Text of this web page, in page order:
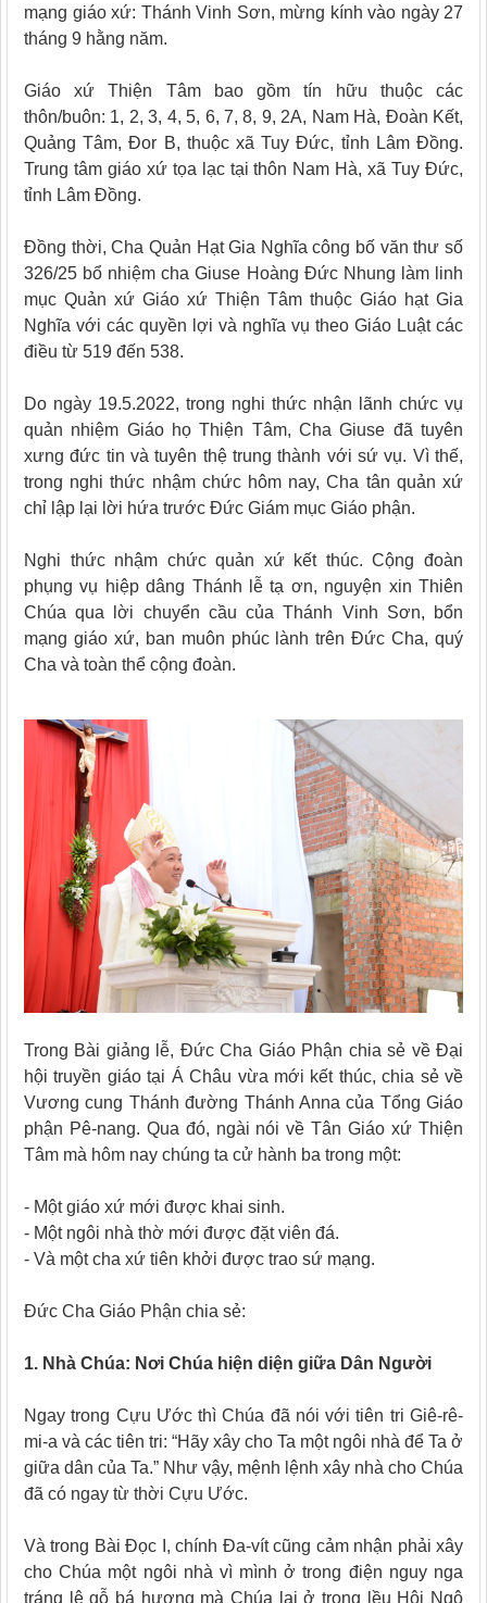
mạng giáo xứ: Thánh Vinh Sơn, mừng kính vào ngày 27
tháng 9 hằng năm.
Giáo xứ Thiện Tâm bao gồm tín hữu thuộc các
thôn/buôn: 1, 2, 3, 4, 5, 6, 7, 8, 9, 2A, Nam Hà, Đoàn Kết,
Quảng Tâm, Đor B, thuộc xã Tuy Đức, tỉnh Lâm Đồng.
Trung tâm giáo xứ tọa lạc tại thôn Nam Hà, xã Tuy Đức,
tỉnh Lâm Đồng.
Đồng thời, Cha Quản Hạt Gia Nghĩa công bố văn thư số
326/25 bổ nhiệm cha Giuse Hoàng Đức Nhung làm linh
mục Quản xứ Giáo xứ Thiện Tâm thuộc Giáo hạt Gia
Nghĩa với các quyền lợi và nghĩa vụ theo Giáo Luật các
điều từ 519 đến 538.
Do ngày 19.5.2022, trong nghi thức nhận lãnh chức vụ
quản nhiệm Giáo họ Thiện Tâm, Cha Giuse đã tuyên
xưng đức tin và tuyên thệ trung thành với sứ vụ. Vì thế,
trong nghi thức nhậm chức hôm nay, Cha tân quản xứ
chỉ lập lại lời hứa trước Đức Giám mục Giáo phận.
Nghi thức nhậm chức quản xứ kết thúc. Cộng đoàn
phụng vụ hiệp dâng Thánh lễ tạ ơn, nguyện xin Thiên
Chúa qua lời chuyển cầu của Thánh Vinh Sơn, bổn
mạng giáo xứ, ban muôn phúc lành trên Đức Cha, quý
Cha và toàn thể cộng đoàn.
Trong Bài giảng lễ, Đức Cha Giáo Phận chia sẻ về Đại
hội truyền giáo tại Á Châu vừa mới kết thúc, chia sẻ về
Vương cung Thánh đường Thánh Anna của Tổng Giáo
phận Pê-nang. Qua đó, ngài nói về Tân Giáo xứ Thiện
Tâm mà hôm nay chúng ta cử hành ba trong một:
- Một giáo xứ mới được khai sinh.
- Một ngôi nhà thờ mới được đặt viên đá.
- Và một cha xứ tiên khởi được trao sứ mạng.
Đức Cha Giáo Phận chia sẻ:
1. Nhà Chúa: Nơi Chúa hiện diện giữa Dân Người
Ngay trong Cựu Ước thì Chúa đã nói với tiên tri Giê-rê-
mi-a và các tiên tri: “Hãy xây cho Ta một ngôi nhà để Ta ở
giữa dân của Ta.” Như vậy, mệnh lệnh xây nhà cho Chúa
đã có ngay từ thời Cựu Ước.
Và trong Bài Đọc I, chính Đa-vít cũng cảm nhận phải xây
cho Chúa một ngôi nhà vì mình ở trong điện nguy nga
tráng lệ gỗ bá hương mà Chúa lại ở trong lều Hội Ngộ